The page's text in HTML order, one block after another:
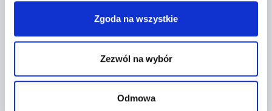
Zgoda na wszystkie
Zezwól na wybór
Odmowa
FORMULARZ KONTAKTOWY